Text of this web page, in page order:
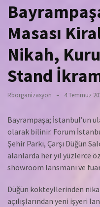
Masası
Nikah,
Stand
Rborganizasyon 4 Temmuz
Bayrampaşa; İstanbul’un
olarak bilinir. Forum
Şehir Parkı, Çarşı Düğün
alanlarda her yıl yüzlerce
showroom lansmanı ve
Düğün kokteyllerinden
açılışlarından yeni işyeri